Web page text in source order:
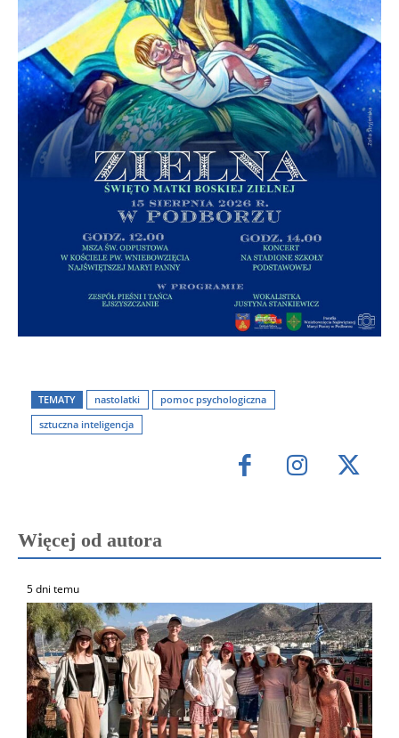
TEMATY nastolatki
pomoc psychologiczna
sztuczna inteligencja
Więcej od autora
5 dni temu